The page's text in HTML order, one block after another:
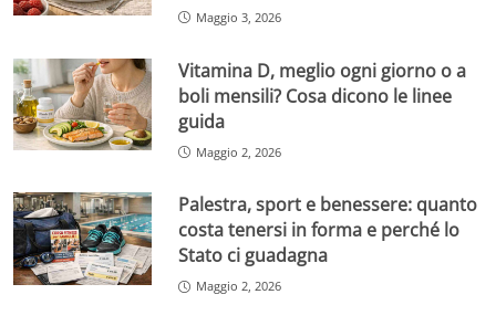
Maggio 3, 2026
Vitamina D, meglio ogni giorno o a
boli mensili? Cosa dicono le linee
guida
Maggio 2, 2026
Palestra, sport e benessere: quanto
costa tenersi in forma e perché lo
Stato ci guadagna
Maggio 2, 2026